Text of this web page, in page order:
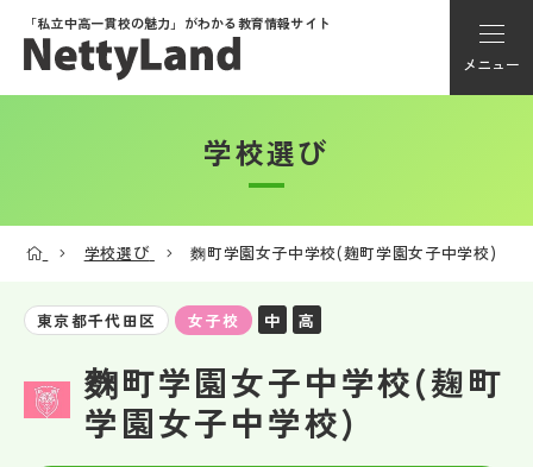
「私立中高一貫校の魅力」がわかる教育情報サイト
メニュー
アカウント登録
学校動画
学校選び
学校選び 麴町学園女子中学校(麹町学園女子中学校)
東京都千代田区 女子校 中 高
麴町学園女子中学校(麹町
学園女子中学校)